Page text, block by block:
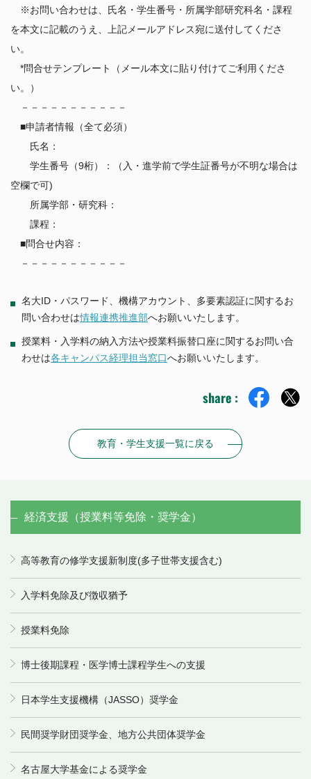
※お問い合わせは、氏名・学生番号・所属学部研究科名・課程
を本文に記載のうえ、上記メールアドレス宛に送付してくださ
い。
*問合せテンプレート（メール本文に貼り付けてご利用くださ
い。）
－－－－－－－－－－－
■申請者情報（全て必須）
氏名：
学生番号（9桁）：（入・進学前で学生証番号が不明な場合は
空欄で可)
所属学部・研究科：
課程：
■問合せ内容：
－－－－－－－－－－－
名大ID・パスワード、機構アカウント、多要素認証に関するお
問い合わせは情報連携推進部へお願いいたします。
授業料・入学料の納入方法や授業料振替口座に関するお問い合
わせは各キャンパス経理担当窓口へお願いいたします。
share :
教育・学生支援一覧に戻る
経済支援（授業料等免除・奨学金）
高等教育の修学支援新制度(多子世帯支援含む)
入学料免除及び徴収猶予
授業料免除
博士後期課程・医学博士課程学生への支援
日本学生支援機構（JASSO）奨学金
民間奨学財団奨学金、地方公共団体奨学金
名古屋大学基金による奨学金